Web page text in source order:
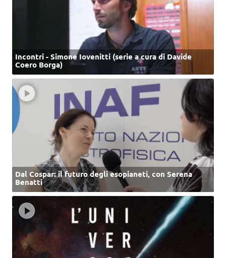
Incontri - Simone Iovenitti (serie a cura di Davide
Coero Borga)
Dal Cospar: il futuro degli esopianeti, con Serena
Benatti